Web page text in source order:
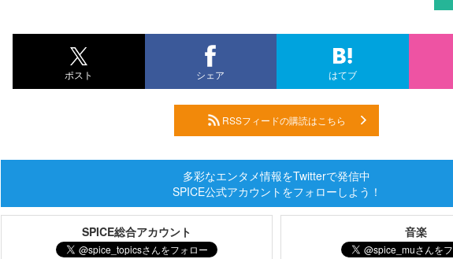
ポスト シェア はてブ
RSSフィードの購読はこちら
多彩なエンタメ情報をTwitterで発信中
SPICE公式アカウントをフォローしよう！
SPICE総合アカウント 音楽